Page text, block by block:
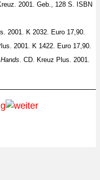
2001. Geb., 128 S. ISBN
2001. K 2032. Euro 17,90.
2001. K 1422. Euro 17,90.
. CD. Kreuz Plus. 2001.